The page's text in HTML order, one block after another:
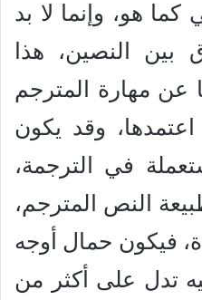
هو، وإنما لا بد
بين النصين، هذا
عن مهارة المترجم
وقد يكون
في الترجمة،
النص المترجم،
فيكون حمال أوجه
تدل على أكثر من